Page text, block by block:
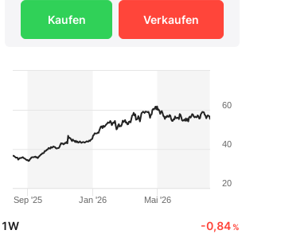
Kaufen Verkaufen
Jan '26
Sep '25 Mai '26
20
40
60
1W -0,84%